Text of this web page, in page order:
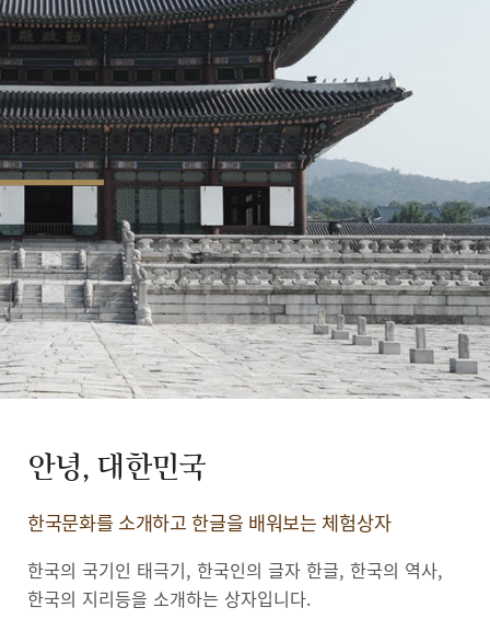
안녕, 대한민국
한국문화를 소개하고 한글을 배워보는 체험상자
한국의 국기인 태극기, 한국인의 글자 한글, 한국의 역사,
한국의 지리등을 소개하는 상자입니다.